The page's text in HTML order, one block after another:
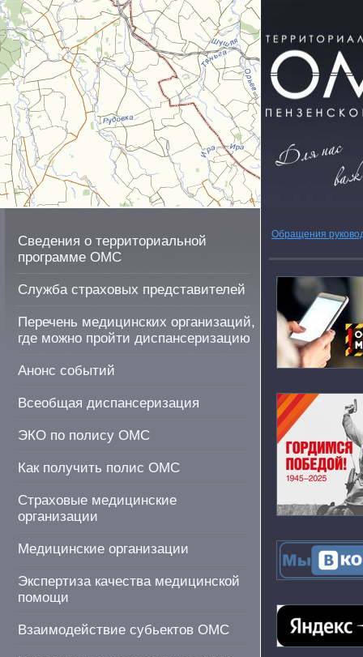
Сведения о территориальной
программе ОМС
Служба страховых представителей
Перечень медицинских организаций,
где можно пройти диспансеризацию
Анонс событий
Всеобщая диспансеризация
ЭКО по полису ОМС
Как получить полис ОМС
Страховые медицинские
организации
Медицинские организации
Экспертиза качества медицинской
помощи
Взаимодействие субьектов ОМС
Обращения